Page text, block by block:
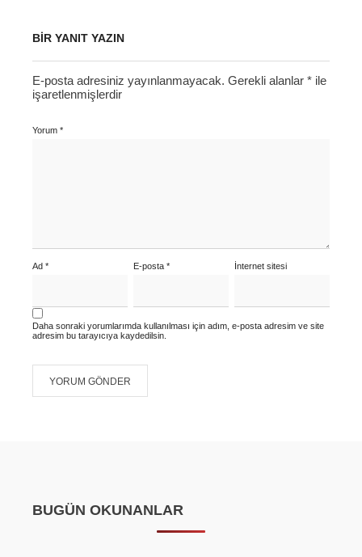
BIR YANIT YAZIN
E-posta adresiniz yayınlanmayacak. Gerekli alanlar * ile
işaretlenmişlerdir
Yorum *
Ad * E-posta* İnternet sitesi
Daha sonraki yorumlarımda kullanılması için adım, e-posta adresim ve site
adresim bu tarayıcıya kaydedilsin.
BUGÜN OKUNANLAR